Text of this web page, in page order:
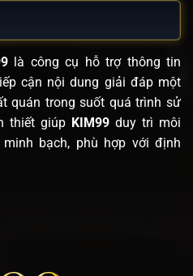
là công cụ hỗ trợ thông tin
cận nội dung giải đáp một
quán trong suốt quá trình sử
thiết giúp KIM99 duy trì môi
bạch, phù hợp với định